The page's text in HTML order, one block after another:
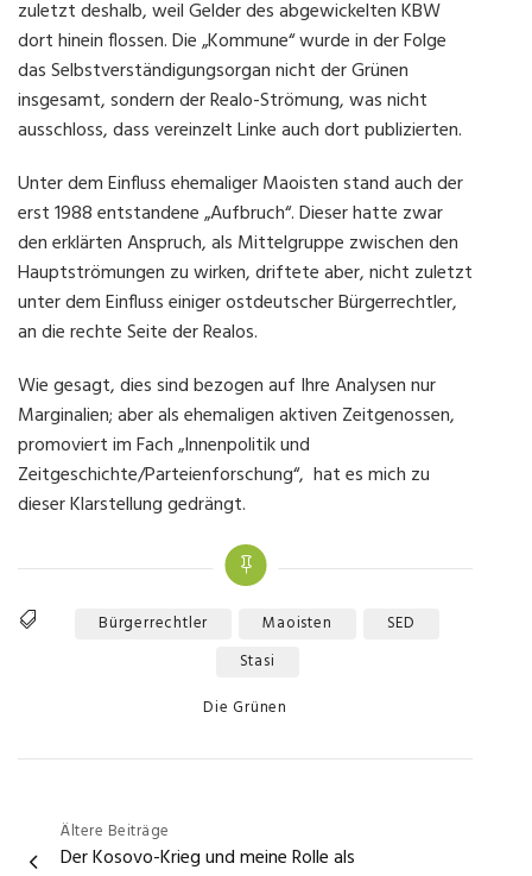
zuletzt deshalb, weil Gelder des abgewickelten KBW
dort hinein flossen. Die „Kommune“ wurde in der Folge
das Selbstverständigungsorgan nicht der Grünen
insgesamt, sondern der Realo-Strömung, was nicht
ausschloss, dass vereinzelt Linke auch dort publizierten.
Unter dem Einfluss ehemaliger Maoisten stand auch der
erst 1988 entstandene „Aufbruch“. Dieser hatte zwar
den erklärten Anspruch, als Mittelgruppe zwischen den
Hauptströmungen zu wirken, driftete aber, nicht zuletzt
unter dem Einfluss einiger ostdeutscher Bürgerrechtler,
an die rechte Seite der Realos.
Wie gesagt, dies sind bezogen auf Ihre Analysen nur
Marginalien; aber als ehemaligen aktiven Zeitgenossen,
promoviert im Fach „Innenpolitik und
Zeitgeschichte/Parteienforschung“, hat es mich zu
dieser Klarstellung gedrängt.
Tags
Bürgerrechtler Maoisten
SED
Stasi
Categories
Die Grünen
Beitragsnavigation
Ältere Beiträge
Der Kosovo-Krieg und meine Rolle als